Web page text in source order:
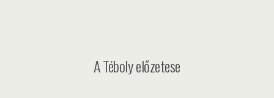
A Téboly előzetese